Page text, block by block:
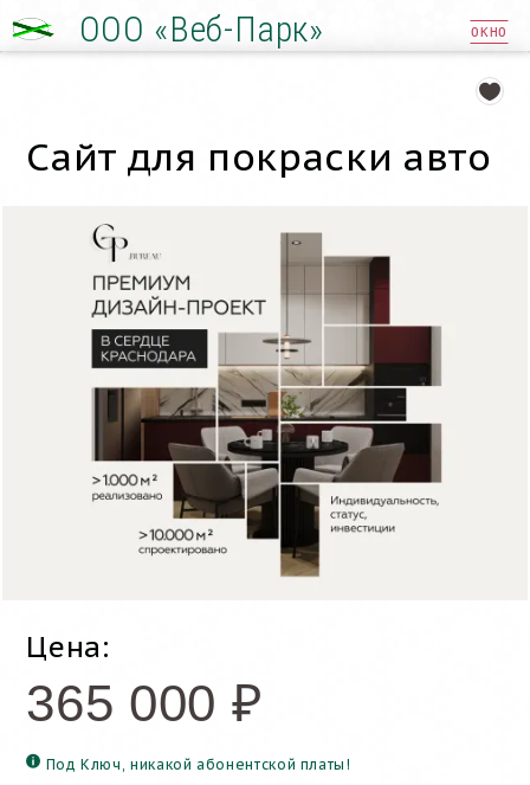
ООО «Веб-Парк» ОКНО
Сайт для покраски авто
Цена:
365 000 ₽
Под Ключ, никакой абонентской платы!